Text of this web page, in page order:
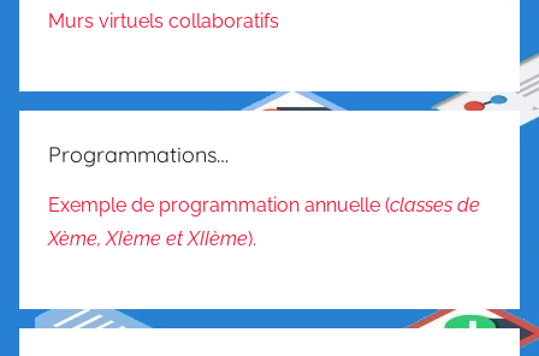
Murs virtuels collaboratifs
Programmations…
Exemple de programmation annuelle (classes de
Xème, XIème et XIIème).